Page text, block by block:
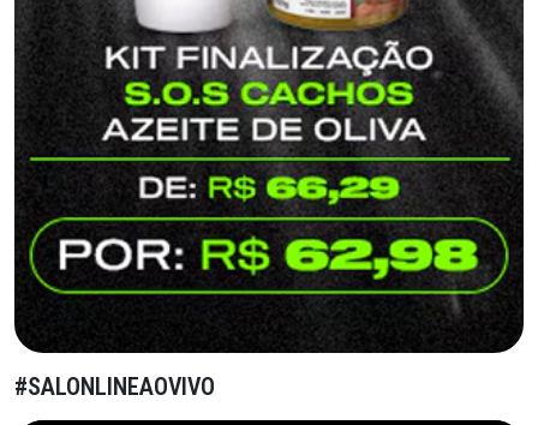
#SALONLINEAOVIVO